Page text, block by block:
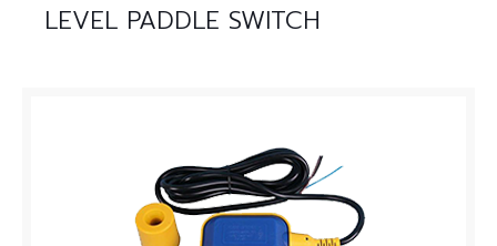
LEVEL PADDLE SWITCH